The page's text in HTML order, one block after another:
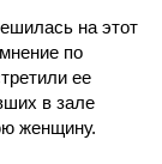
на этот
по
ее
в зале
женщину.